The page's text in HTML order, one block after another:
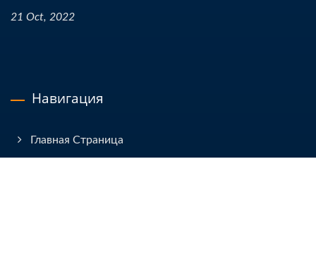
21 Oct, 2022
Навигация
Главная Страница